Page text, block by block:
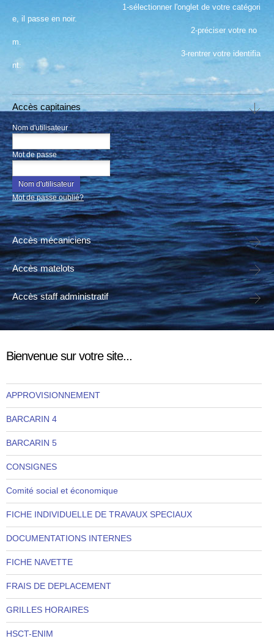
1-sélectionner l'onglet de votre catégori
e, il passe en noir.
2-préciser votre no
m.
3-rentrer votre identifia
nt.
Accès capitaines
Nom d'utilisateur
Mot de passe
Mot de passe oublié?
Accès mécaniciens
Accès matelots
Accès staff administratif
APPROVISIONNEMENT
BARCARIN 4
BARCARIN 5
CONSIGNES
Comité social et économique
FICHE INDIVIDUELLE DE TRAVAUX SPECIAUX
DOCUMENTATIONS INTERNES
FICHE NAVETTE
FRAIS DE DEPLACEMENT
GRILLES HORAIRES
HSCT-ENIM
Bienvenue sur votre site...